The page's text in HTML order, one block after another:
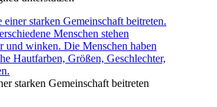
starken Gemeinschaft beitreten